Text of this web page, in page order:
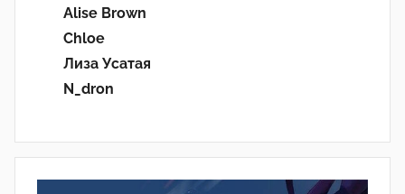
Alise Brown
Chloe
Лиза Усатая
N_dron